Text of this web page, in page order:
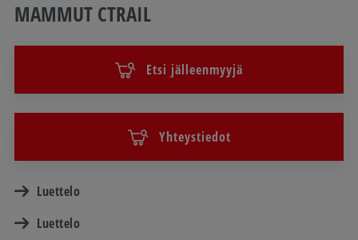
MAMMUT CTRAIL
Etsi jälleenmyyjä
Yhteystiedot
Luettelo
Luettelo